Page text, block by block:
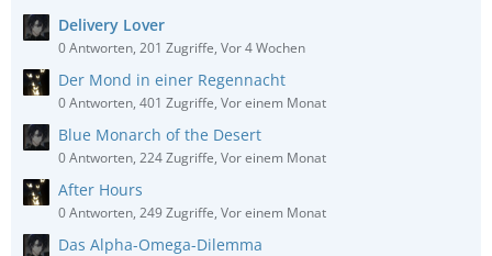
Delivery Lover
0 Antworten, 201 Zugriffe, Vor 4 Wochen
Der Mond in einer Regennacht
0 Antworten, 401 Zugriffe, Vor einem Monat
Blue Monarch of the Desert
0 Antworten, 224 Zugriffe, Vor einem Monat
After Hours
0 Antworten, 249 Zugriffe, Vor einem Monat
Das Alpha-Omega-Dilemma